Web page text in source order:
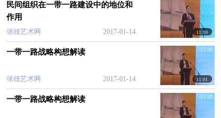
民间组织在一带一路建设中的地位和
作用
张雄艺术网 2017-01-14 11:09
一带一路战略构想解读
张雄艺术网 2017-01-14 11:01
一带一路战略构想解读